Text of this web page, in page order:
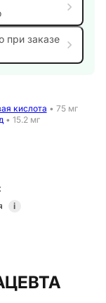
кислота • 75 мг
• 15.2 мг
i
при заказе